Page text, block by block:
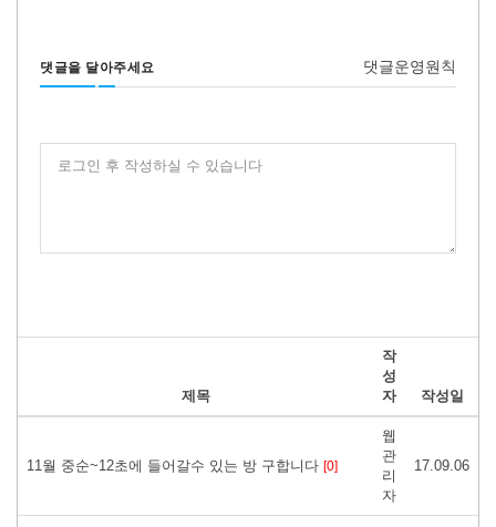
댓글을 달아주세요 댓글운영원칙
로그인 후 작성하실 수 있습니다
제목
작
성
자
작성일
11월 중순~12초에 들어갈수 있는 방 구합니다 [0]
웹
관
리
자
17.09.06